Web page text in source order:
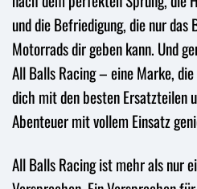
und die Befriedigung, die nur das
Motorrads dir geben kann. Und
All Balls Racing – eine Marke,
dich mit den besten Ersatzteilen
Abenteuer mit vollem Einsatz
All Balls Racing ist mehr als nur